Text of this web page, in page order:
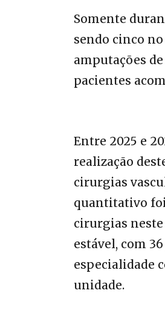
Somente
sendo cinco
amputações
pacientes
Entre 2025 e
realização
cirurgias
quantitativo foi
cirurgias
estável, com
especialidade
unidade.